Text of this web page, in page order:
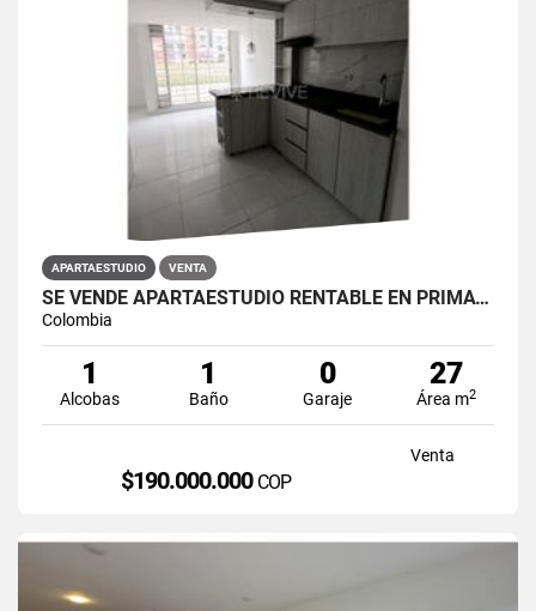
APARTAESTUDIO VENTA
SE VENDE APARTAESTUDIO RENTABLE EN PRIMAVERA 6-39 ET 2
Colombia
1
Alcobas
1
Baño
0
Garaje
27
Área m2
Venta
$190.000.000 COP